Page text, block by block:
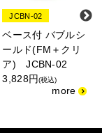
JCBN-02
ベース付 バブルシ
ールド(FM＋クリ
ア) JCBN-02
3,828円(税込)